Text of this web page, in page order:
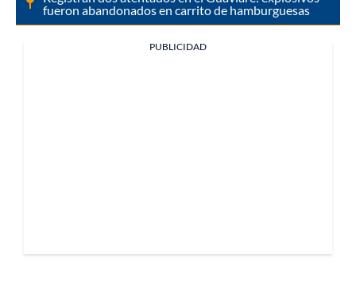
fueron abandonados en carrito de hamburguesas
PUBLICIDAD